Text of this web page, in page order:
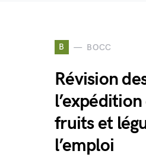
B BOCC
Révision
fruits et
l’emploi